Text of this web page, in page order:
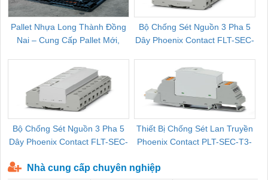
Pallet Nhựa Long Thành Đồng
Nai – Cung Cấp Pallet Mới,
Bộ Chống Sét Nguồn 3 Pha 5
Dây Phoenix Contact FLT-SEC-
Bộ Chống Sét Nguồn 3 Pha 5
Dây Phoenix Contact FLT-SEC-
Thiết Bị Chống Sét Lan Truyền
Phoenix Contact PLT-SEC-T3-
Nhà cung cấp chuyên nghiệp